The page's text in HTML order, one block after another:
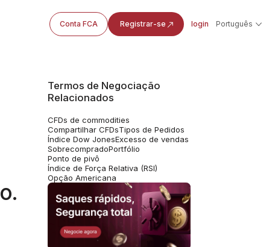
Conta FCA Registrar-se login Português
Termos de Negociação
Relacionados
CFDs de commodities
Compartilhar CFDsTipos de Pedidos
Índice Dow JonesExcesso de vendas
SobrecompradoPortfólio
Ponto de pivô
Índice de Força Relativa (RSI)
Opção Americana